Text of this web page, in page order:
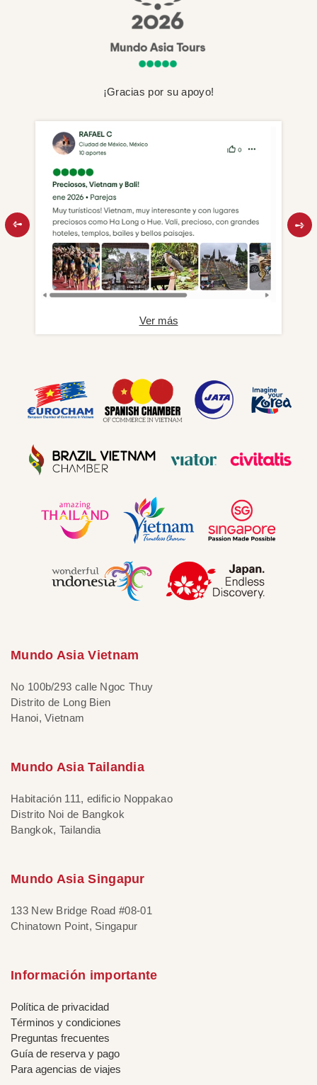
¡Gracias por su apoyo!
Ver más
Mundo Asia Vietnam
No 100b/293 calle Ngoc Thuy
Distrito de Long Bien
Hanoi, Vietnam
Mundo Asia Tailandia
Habitación 111, edificio Noppakao
Distrito Noi de Bangkok
Bangkok, Tailandia
Mundo Asia Singapur
133 New Bridge Road #08-01
Chinatown Point, Singapur
Información importante
Política de privacidad
Términos y condiciones
Preguntas frecuentes
Guía de reserva y pago
Para agencias de viajes